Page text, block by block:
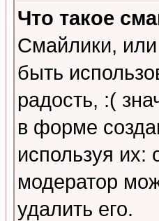
Что такое
Смайлики,
быть
радость, :(
в форме
используя их:
модератор
удалить его.